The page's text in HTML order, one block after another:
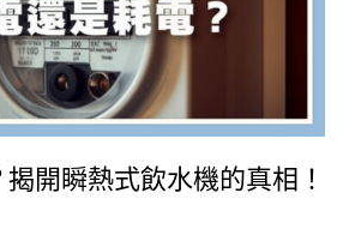
開瞬熱式飲水機的真相！